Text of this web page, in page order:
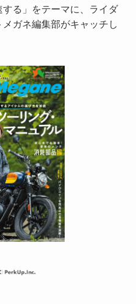
する」をテーマに、ライダ
ガネ編集部がキャッチし